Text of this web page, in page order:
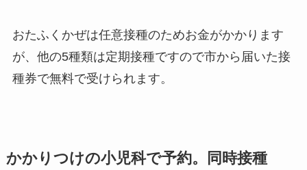
おたふくかぜは任意接種のためお金がかかります
が、他の5種類は定期接種ですので市から届いた接
種券で無料で受けられます。
かかりつけの小児科で予約。同時接種